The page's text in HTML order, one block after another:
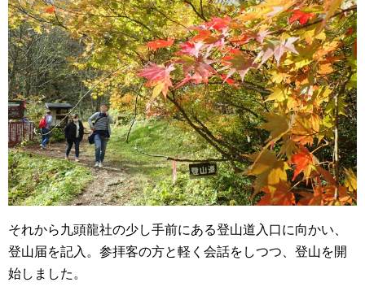
それから九頭龍社の少し手前にある登山道入口に向かい、
登山届を記入。参拝客の方と軽く会話をしつつ、登山を開
始しました。